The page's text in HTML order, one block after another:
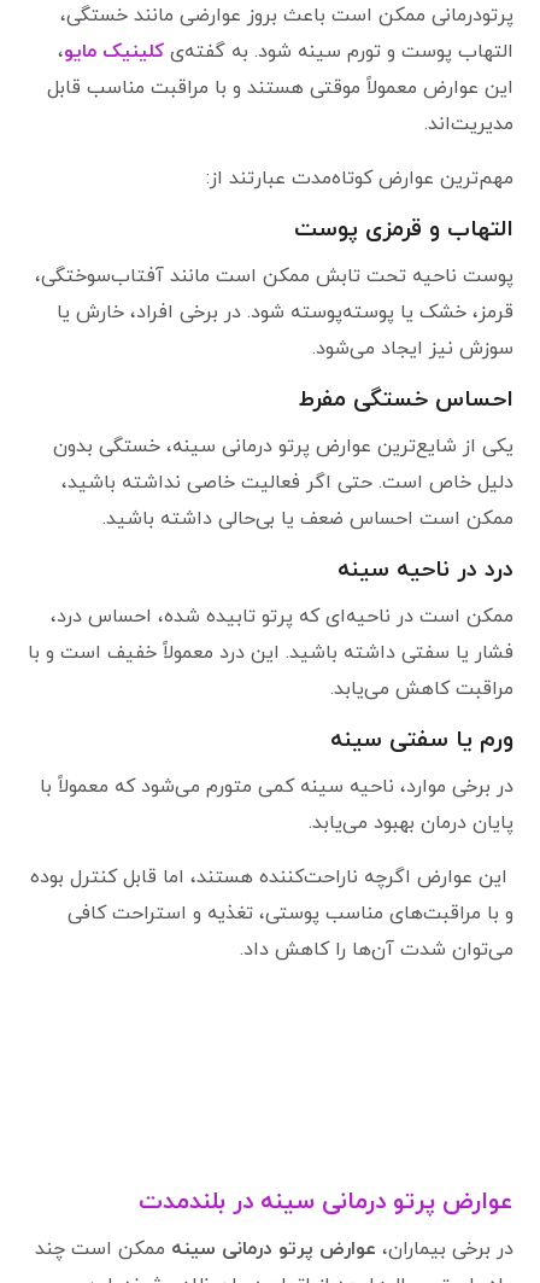
پرتودرمانی ممکن است باعث بروز عوارضی مانند خستگی،
التهاب پوست و تورم سینه شود. به گفته‌ی کلینیک مایو،
این عوارض معمولاً موقتی هستند و با مراقبت مناسب قابل
مدیریت‌اند.
مهم‌ترین عوارض کوتاه‌مدت عبارتند از:
التهاب و قرمزی پوست
پوست ناحیه تحت تابش ممکن است مانند آفتاب‌سوختگی،
قرمز، خشک یا پوسته‌پوسته شود. در برخی افراد، خارش یا
سوزش نیز ایجاد می‌شود.
احساس خستگی مفرط
یکی از شایع‌ترین عوارض پرتو درمانی سینه، خستگی بدون
دلیل خاص است. حتی اگر فعالیت خاصی نداشته باشید،
ممکن است احساس ضعف یا بی‌حالی داشته باشید.
درد در ناحیه سینه
ممکن است در ناحیه‌ای که پرتو تابیده شده، احساس درد،
فشار یا سفتی داشته باشید. این درد معمولاً خفیف است و با
مراقبت کاهش می‌یابد.
ورم یا سفتی سینه
در برخی موارد، ناحیه سینه کمی متورم می‌شود که معمولاً با
پایان درمان بهبود می‌یابد.
این عوارض اگرچه ناراحت‌کننده هستند، اما قابل کنترل بوده
و با مراقبت‌های مناسب پوستی، تغذیه و استراحت کافی
می‌توان شدت آن‌ها را کاهش داد.
عوارض پرتو درمانی سینه در بلندمدت
در برخی بیماران، عوارض پرتو درمانی سینه ممکن است چند